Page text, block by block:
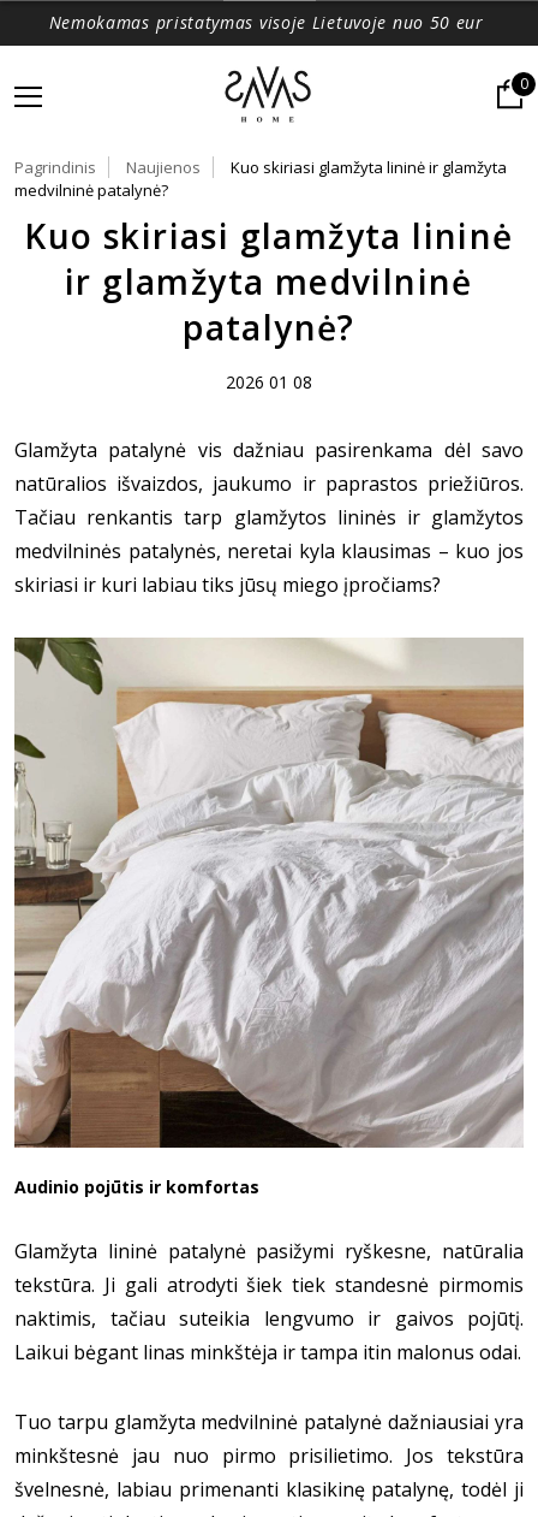
Nemokamas pristatymas visoje Lietuvoje nuo 50 eur
0
Pagrindinis Naujienos
Kuo skiriasi glamžyta lininė ir glamžyta
medvilninė patalynė?
Kuo skiriasi glamžyta lininė
ir glamžyta medvilninė
patalynė?
2026 01 08
Glamžyta patalynė vis dažniau pasirenkama dėl savo
natūralios išvaizdos, jaukumo ir paprastos priežiūros.
Tačiau renkantis tarp glamžytos lininės ir glamžytos
medvilninės patalynės, neretai kyla klausimas – kuo jos
skiriasi ir kuri labiau tiks jūsų miego įpročiams?
Audinio pojūtis ir komfortas
Glamžyta lininė patalynė pasižymi ryškesne, natūralia
tekstūra. Ji gali atrodyti šiek tiek standesnė pirmomis
naktimis, tačiau suteikia lengvumo ir gaivos pojūtį.
Laikui bėgant linas minkštėja ir tampa itin malonus odai.
Tuo tarpu glamžyta medvilninė patalynė dažniausiai yra
minkštesnė jau nuo pirmo prisilietimo. Jos tekstūra
švelnesnė, labiau primenanti klasikinę patalynę, todėl ji